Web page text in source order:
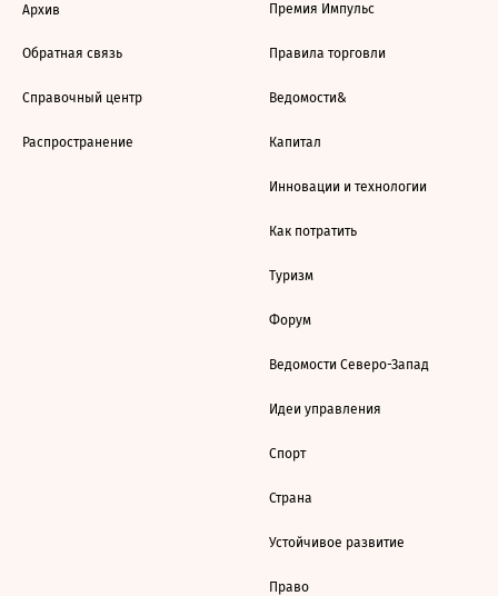
Архив
Обратная связь
Справочный центр
Распространение
Премия Импульс
Правила торговли
Ведомости&
Капитал
Инновации и технологии
Как потратить
Туризм
Форум
Ведомости Северо-Запад
Идеи управления
Спорт
Страна
Устойчивое развитие
Право